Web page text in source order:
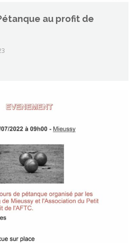
au profit de